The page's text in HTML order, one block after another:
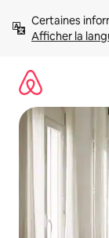
directement
Afficher la